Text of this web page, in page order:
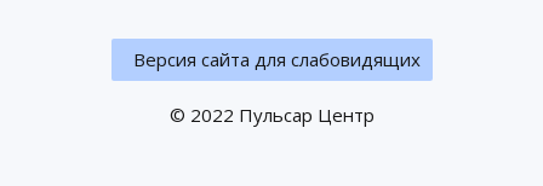
Версия сайта для слабовидящих
© 2022 Пульсар Центр